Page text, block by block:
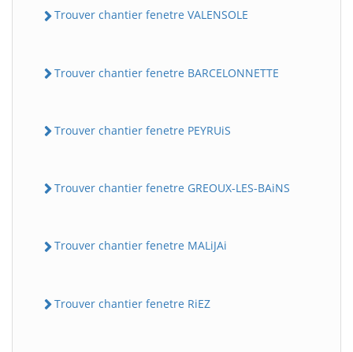
Trouver chantier fenetre VALENSOLE
Trouver chantier fenetre BARCELONNETTE
Trouver chantier fenetre PEYRUiS
Trouver chantier fenetre GREOUX-LES-BAiNS
Trouver chantier fenetre MALiJAi
Trouver chantier fenetre RiEZ